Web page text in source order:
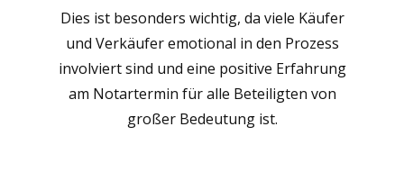
Dies ist besonders wichtig, da viele Käufer
und Verkäufer emotional in den Prozess
involviert sind und eine positive Erfahrung
am Notartermin für alle Beteiligten von
großer Bedeutung ist.